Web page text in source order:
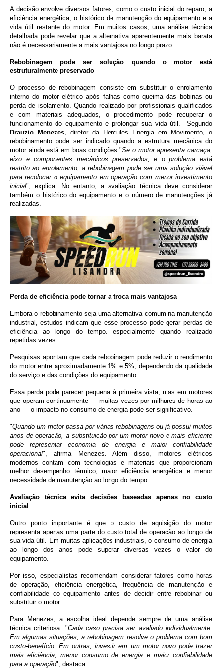
A decisão envolve diversos fatores, como o custo inicial do reparo, a
eficiência energética, o histórico de manutenção do equipamento e a
vida útil restante do motor. Em muitos casos, uma análise técnica
detalhada pode revelar que a alternativa aparentemente mais barata
não é necessariamente a mais vantajosa no longo prazo.
Rebobinagem pode ser solução quando o motor está
estruturalmente preservado
O processo de rebobinagem consiste em substituir o enrolamento
interno do motor elétrico após falhas como queima das bobinas ou
perda de isolamento. Quando realizado por profissionais qualificados
e com materiais adequados, o procedimento pode recuperar o
funcionamento do equipamento e prolongar sua vida útil.
Segundo
Drauzio Menezes , diretor da Hercules Energia em Movimento, o
rebobinamento pode ser indicado quando a estrutura mecânica do
motor ainda está em boas condições."Se o motor apresenta carcaça,
eixo e componentes mecânicos preservados, e o problema está
restrito ao enrolamento, a rebobinagem pode ser uma solução viável
para recolocar o equipamento em operação com menor investimento
inicial", explica. No entanto, a avaliação técnica deve considerar
também o histórico do equipamento e o número de manutenções já
realizadas.
Perda de eficiência pode tornar a troca mais vantajosa
Embora o rebobinamento seja uma alternativa comum na manutenção
industrial, estudos indicam que esse processo pode gerar perdas de
eficiência ao longo do tempo, especialmente quando realizado
repetidas vezes.
Pesquisas apontam que cada rebobinagem pode reduzir o rendimento
do motor entre aproximadamente 1% e 5%, dependendo da qualidade
do serviço e das condições do equipamento.
Essa perda pode parecer pequena à primeira vista, mas em motores
que operam continuamente — muitas vezes por milhares de horas ao
ano — o impacto no consumo de energia pode ser significativo.
"Quando um motor passa por várias rebobinagens ou já possui muitos
anos de operação, a substituição por um motor novo e mais eficiente
pode representar economia de energia e maior confiabilidade
operacional", afirma Menezes. Além disso, motores elétricos
modernos contam com tecnologias e materiais que proporcionam
melhor desempenho térmico, maior eficiência energética e menor
necessidade de manutenção ao longo do tempo.
Avaliação técnica evita decisões baseadas apenas no custo
inicial
Outro ponto importante é que o custo de aquisição do motor
representa apenas uma parte do custo total de operação ao longo de
sua vida útil. Em muitas aplicações industriais, o consumo de energia
ao longo dos anos pode superar diversas vezes o valor do
equipamento.
Por isso, especialistas recomendam considerar fatores como horas
de operação, eficiência energética, frequência de manutenção e
confiabilidade do equipamento antes de decidir entre rebobinar ou
substituir o motor.
Para Menezes, a escolha ideal depende sempre de uma análise
técnica criteriosa. "Cada caso precisa ser avaliado individualmente.
Em algumas situações, a rebobinagem resolve o problema com bom
custo-benefício. Em outras, investir em um motor novo pode trazer
mais eficiência, menor consumo de energia e maior confiabilidade
para a operação", destaca.